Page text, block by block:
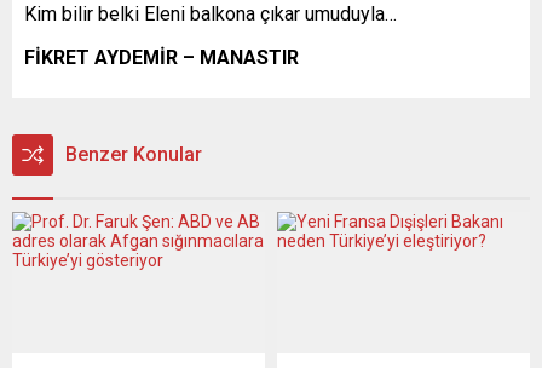
Kim bilir belki Eleni balkona çıkar umuduyla…
FİKRET AYDEMİR – MANASTIR
Benzer Konular